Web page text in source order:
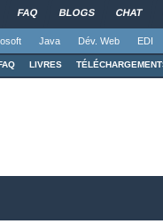
FAQ BLOGS CHAT
Java Dév. Web EDI
LIVRES